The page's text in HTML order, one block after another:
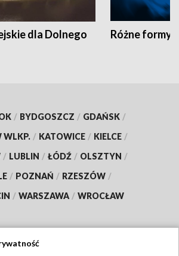
dla Dolnego
Różne formy
/ BYDGOSZCZ / GDAŃSK /
WLKP. / KATOWICE / KIELCE /
/ LUBLIN / ŁÓDŹ / OLSZTYN /
/ POZNAŃ / RZESZÓW /
/ WARSZAWA / WROCŁAW